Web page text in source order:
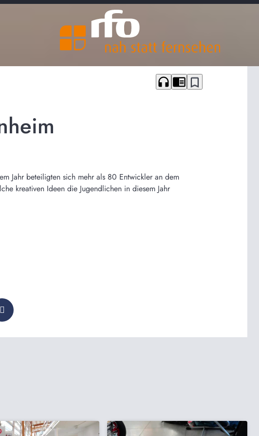
headphones chrome_reader_mode bookmark_border
Jahr beteiligten sich mehr als 80 Entwickler an dem
kreativen Ideen die Jugendlichen in diesem Jahr